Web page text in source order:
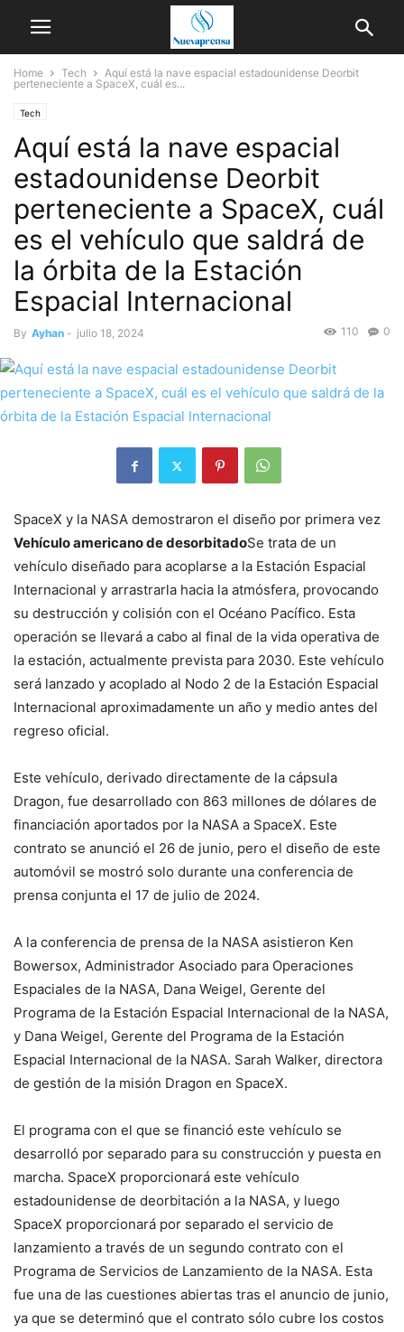
Home Tech
Aquí está la nave espacial estadounidense Deorbit
perteneciente a SpaceX, cuál es...
Tech
Aquí está la nave espacial
estadounidense Deorbit
perteneciente a SpaceX, cuál
es el vehículo que saldrá de
la órbita de la Estación
Espacial Internacional
By Ayhan - julio 18, 2024 0
110
SpaceX y la NASA demostraron el diseño por primera vez
Vehículo americano de desorbitadoSe trata de un
vehículo diseñado para acoplarse a la Estación Espacial
Internacional y arrastrarla hacia la atmósfera, provocando
su destrucción y colisión con el Océano Pacífico. Esta
operación se llevará a cabo al final de la vida operativa de
la estación, actualmente prevista para 2030. Este vehículo
será lanzado y acoplado al Nodo 2 de la Estación Espacial
Internacional aproximadamente un año y medio antes del
regreso oficial.
Este vehículo, derivado directamente de la cápsula
Dragon, fue desarrollado con 863 millones de dólares de
financiación aportados por la NASA a SpaceX. Este
contrato se anunció el 26 de junio, pero el diseño de este
automóvil se mostró solo durante una conferencia de
prensa conjunta el 17 de julio de 2024.
A la conferencia de prensa de la NASA asistieron Ken
Bowersox, Administrador Asociado para Operaciones
Espaciales de la NASA, Dana Weigel, Gerente del
Programa de la Estación Espacial Internacional de la NASA,
y Dana Weigel, Gerente del Programa de la Estación
Espacial Internacional de la NASA. Sarah Walker, directora
de gestión de la misión Dragon en SpaceX.
El programa con el que se financió este vehículo se
desarrolló por separado para su construcción y puesta en
marcha. SpaceX proporcionará este vehículo
estadounidense de deorbitación a la NASA, y luego
SpaceX proporcionará por separado el servicio de
lanzamiento a través de un segundo contrato con el
Programa de Servicios de Lanzamiento de la NASA. Esta
fue una de las cuestiones abiertas tras el anuncio de junio,
ya que se determinó que el contrato sólo cubre los costos